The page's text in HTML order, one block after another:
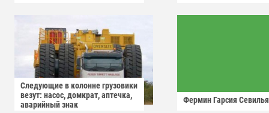
Следующие в колонне грузовики
везут: насос, домкрат, аптечка,
аварийный знак
Фермин Гарсия Севилья